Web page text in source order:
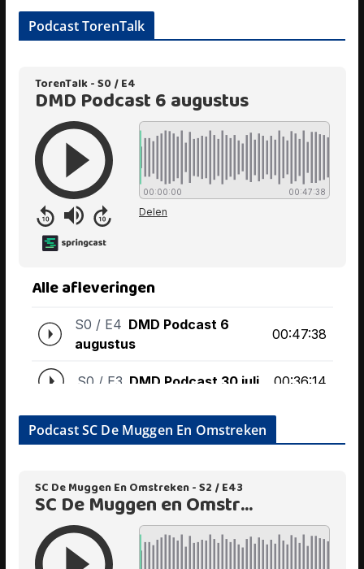
Podcast TorenTalk
Podcast SC De Muggen En Omstreken